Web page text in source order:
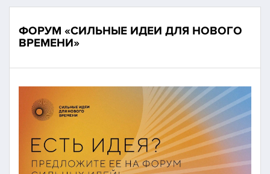
ФОРУМ «СИЛЬНЫЕ ИДЕИ ДЛЯ НОВОГО
ВРЕМЕНИ»